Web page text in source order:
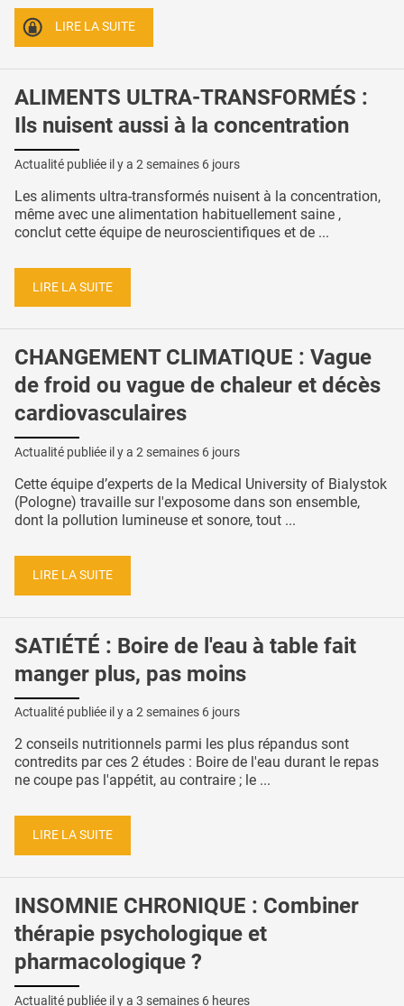
LIRE LA SUITE
ALIMENTS ULTRA-TRANSFORMÉS :
Ils nuisent aussi à la concentration
Actualité publiée il y a 2 semaines 6 jours
Les aliments ultra-transformés nuisent à la concentration,
même avec une alimentation habituellement saine ,
conclut cette équipe de neuroscientifiques et de ...
LIRE LA SUITE
CHANGEMENT CLIMATIQUE : Vague
de froid ou vague de chaleur et décès
cardiovasculaires
Actualité publiée il y a 2 semaines 6 jours
Cette équipe d’experts de la Medical University of Bialystok
(Pologne) travaille sur l'exposome dans son ensemble,
dont la pollution lumineuse et sonore, tout ...
LIRE LA SUITE
SATIÉTÉ : Boire de l'eau à table fait
manger plus, pas moins
Actualité publiée il y a 2 semaines 6 jours
2 conseils nutritionnels parmi les plus répandus sont
contredits par ces 2 études : Boire de l'eau durant le repas
ne coupe pas l'appétit, au contraire ; le ...
LIRE LA SUITE
INSOMNIE CHRONIQUE : Combiner
thérapie psychologique et
pharmacologique ?
Actualité publiée il y a 3 semaines 6 heures